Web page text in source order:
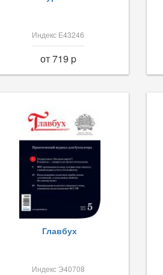
Индекс Е43246
от 719 p
Главбух
Индекс Э40708